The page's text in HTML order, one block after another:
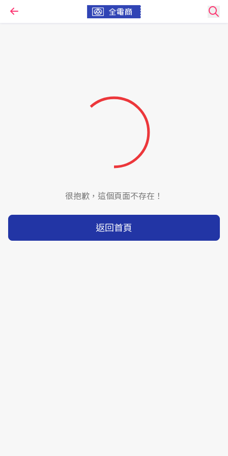
很抱歉，這個頁面不存在！
返回首頁